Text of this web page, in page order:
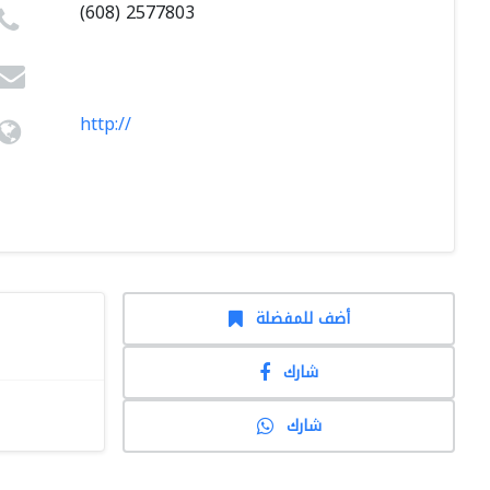
(608) 2577803
http://
أضف للمفضلة
شارك
شارك